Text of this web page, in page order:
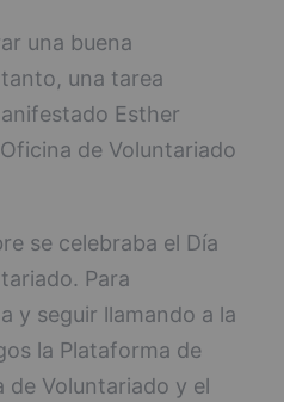
una buena
una tarea
Esther
de Voluntariado
se celebraba el Día
Para
y seguir llamando a la
la Plataforma de
de Voluntariado y el